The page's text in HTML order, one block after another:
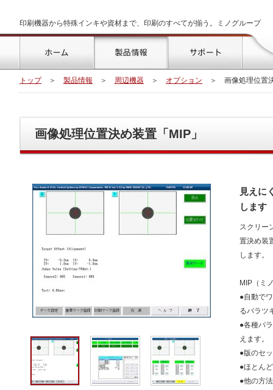
印刷機器から特殊インキや資材まで、印刷のすべてが揃う。ミノグループ
トップ
製品情報 サポート
トップ ＞ 製品情報 ＞ 周辺機器 ＞ オプション ＞ 画像処理位置
画像処理位置決め装置「MIP」
見えに
します
スクリー
置決め装
します。
MIP（ミ
●自動で
るバラツ
●各種パ
えます。
●版のセ
●ほとん
●他の方